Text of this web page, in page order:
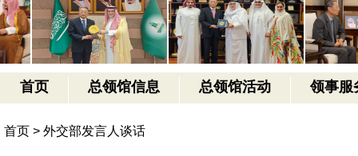
首页 总领馆信息 总领馆活动 领事服
首页 > 外交部发言人谈话